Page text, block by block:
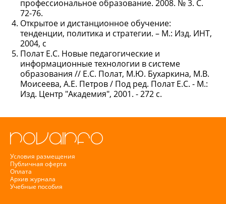
профессиональное образование. 2008. № 3. С.
72-76.
Открытое и дистанционное обучение:
тенденции, политика и стратегии. – М.: Изд. ИНТ,
2004, с
Полат Е.С. Новые педагогические и
информационные технологии в системе
образования // Е.С. Полат, М.Ю. Бухаркина, М.В.
Моисеева, А.Е. Петров / Под ред. Полат Е.С. - М.:
Изд. Центр "Академия", 2001. - 272 с.
Условия размещения
Публичная оферта
Оплата
Архив журнала
Учебные пособия